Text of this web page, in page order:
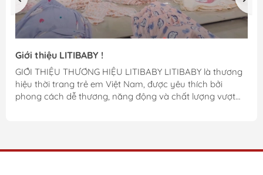
Giới thiệu LITIBABY !
GIỚI THIỆU THƯƠNG HIỆU LITIBABY LITIBABY là thương
hiệu thời trang trẻ em Việt Nam, được yêu thích bởi
phong cách dễ thương, năng động và chất lượng vượt